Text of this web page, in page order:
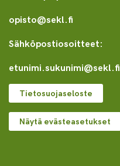
opisto@sekl.fi
Sähköpostiosoitteet:
etunimi.sukunimi@sekl.fi
Tietosuojaseloste
Näytä evästeasetukset